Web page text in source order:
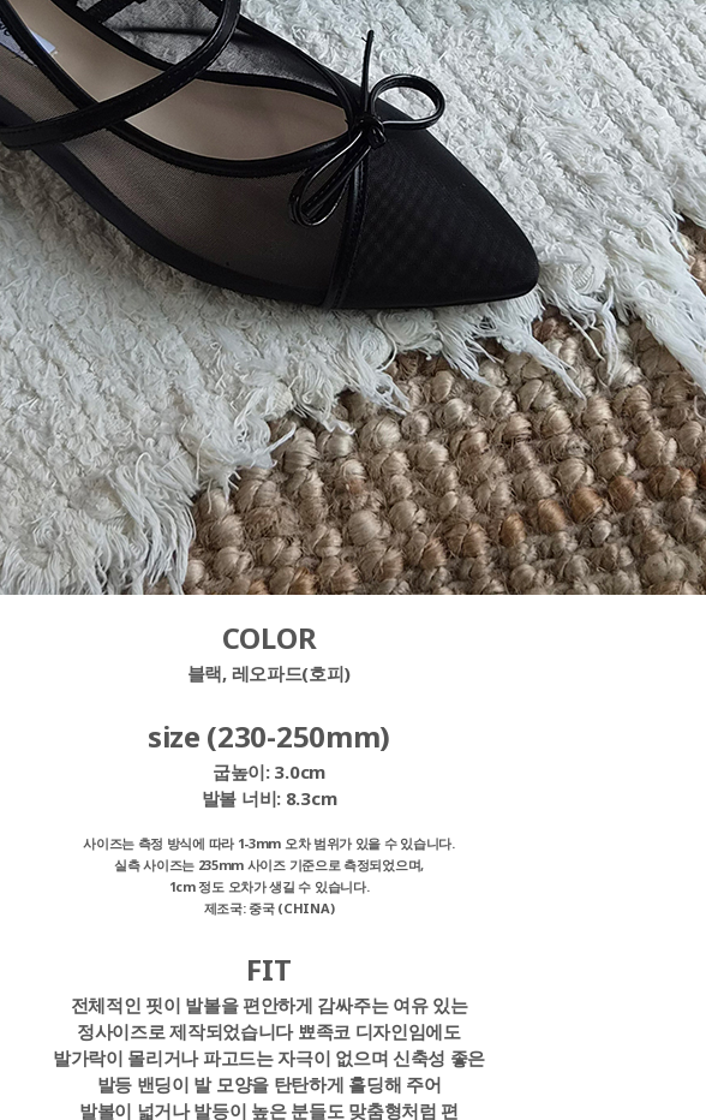
COLOR
블랙, 레오파드(호피)
size (230-250mm)
굽높이:3.0cm
발볼 너비: 8.3cm
사이즈는 측정 방식에 따라 1-3mm 오차 범위가 있을 수 있습니다.
실측 사이즈는 235mm 사이즈 기준으로 측정되었으며,
1cm 정도 오차가 생길 수 있습니다.
제조국: 중국 (CHINA)
FIT
전체적인 핏이 발볼을 편안하게 감싸주는 여유 있는
정사이즈로 제작되었습니다 뾰족코 디자인임에도
발가락이 몰리거나 파고드는 자극이 없으며 신축성 좋은
발등 밴딩이 발 모양을 탄탄하게 홀딩해 주어
발볼이 넓거나 발등이 높은 분들도 맞춤형처럼 편